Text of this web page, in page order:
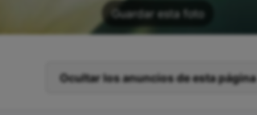
Guardar esta foto
Ocultar los anuncios de esta página